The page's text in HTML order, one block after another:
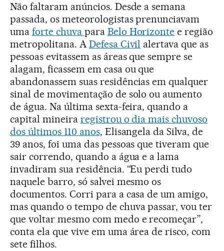
Não faltaram anúncios. Desde a semana
passada, os meteorologistas prenunciavam
uma forte chuva para Belo Horizonte e região
metropolitana. ADefesa Civil alertava que as
pessoas evitassem as áreas que sempre se
alagam, ficassem em casa ou que
abandonassem suas residências em qualquer
sinal de movimentação de solo ou aumento
de água. Na última sexta-feira, quando a
capital mineira registrou o dia mais chuvoso
dos últimos 110 anos, Elisangela da Silva, de
39 anos, foi uma das pessoas que tiveram que
sair correndo, quando a água e a lama
invadiram sua residência. “Eu perdi tudo
naquele barro, só salvei mesmo os
documentos. Corri para a casa de um amigo,
mas quando o tempo de chuva passar, vou ter
que voltar mesmo com medo e recomeçar”,
conta ela que vive em uma área de risco, com
sete filhos.